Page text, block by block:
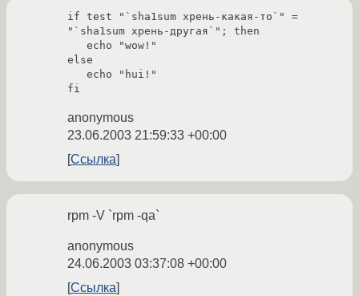
if test "`sha1sum хрень-какая-то`" =
"`sha1sum хрень-другая`"; then
else
fi
anonymous
23.06.2003 21:59:33 +00:00
Ссылка
rpm -V `rpm -qa`
anonymous
24.06.2003 03:37:08 +00:00
Ссылка